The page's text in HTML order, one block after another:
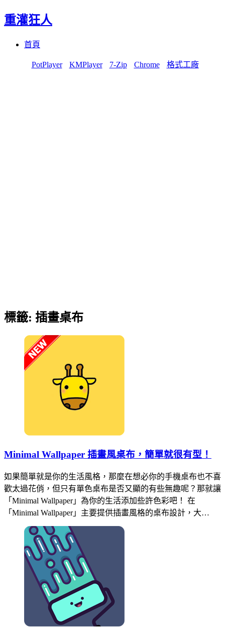
重灌狂人
首頁
PotPlayer KMPlayer 7-Zip Chrome 格式工廠
標籤: 插畫桌布
Minimal Wallpaper 插畫風桌布，簡單就很有型！
如果簡單就是你的生活風格，那麼在想必你的手機桌布也不喜
歡太過花俏，但只有單色桌布是否又顯的有些無趣呢？那就讓
「Minimal Wallpaper」為你的生活添加些許色彩吧！ 在
「Minimal Wallpaper」主要提供插畫風格的桌布設計，大…